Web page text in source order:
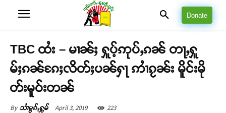
Donate
TBC ထႆး – မၢၼ်ႈ ႁူပ့်ဢုပ်ႇၵၼ် တႃႇႁူ
မ်ႈၵၼ်ၵႄႈလိတ်ႈပၼ်ႁႃ ဢၢႆၵႂၼ်း မိူင်းမို
တ်းမူဝ်းတၼ်
By သၢႆမွၵ်ႇႁွမ် April 3, 2019 223